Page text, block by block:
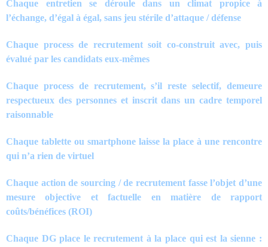
Chaque entretien se déroule dans un climat propice à
l’échange, d’égal à égal, sans jeu stérile d’attaque / défense
Chaque process de recrutement soit co-construit avec, puis
évalué par les candidats eux-mêmes
Chaque process de recrutement, s’il reste selectif, demeure
respectueux des personnes et inscrit dans un cadre temporel
raisonnable
Chaque tablette ou smartphone laisse la place à une rencontre
qui n’a rien de virtuel
Chaque action de sourcing / de recrutement fasse l’objet d’une
mesure objective et factuelle en matière de rapport
coûts/bénéfices (ROI)
Chaque DG place le recrutement à la place qui est la sienne :